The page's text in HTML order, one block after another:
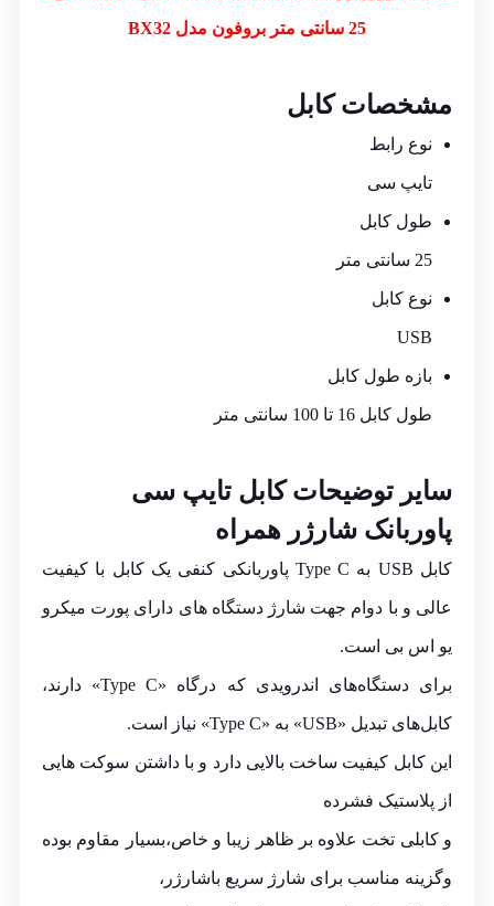
25 سانتی متر بروفون مدل BX32
مشخصات کابل
نوع رابط
تایپ سی
طول کابل
25 سانتی متر
نوع کابل
USB
بازه طول کابل
طول کابل 16 تا 100 سانتی متر
سایر توضیحات کابل تایپ سی
پاوربانک شارژر همراه
کابل USB به Type C پاوربانکی کنفی یک کابل با کیفیت
عالی و با دوام جهت شارژ دستگاه های دارای پورت میکرو
یو اس بی است.
برای دستگاه‌های اندرویدی که درگاه «Type C» دارند،
کابل‌های تبدیل «USB» به «Type C» نیاز است.
این کابل کیفیت ساخت بالایی دارد و با داشتن سوکت هایی
از پلاستیک فشرده
و کابلی تخت علاوه بر ظاهر زیبا و خاص،بسیار مقاوم بوده
وگزینه مناسب برای شارژ سریع باشارژر،